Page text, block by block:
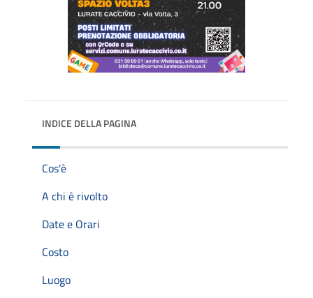
INDICE DELLA PAGINA
Cos'è
A chi è rivolto
Date e Orari
Costo
Luogo